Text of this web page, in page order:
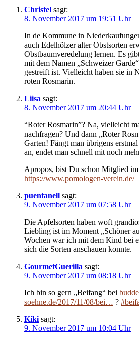
Christel sagt:
8. November 2017 um 19:51 Uhr
In de Kommune in
auch Edelhölzer alter Obstsorten
Obstbaumveredelung lernen. Es
mit dem Namen „Schweizer
gestreift ist. Vielleicht haben sie in
roten Rosmarin.
Liisa sagt:
8. November 2017 um 20:44 Uhr
“Roter Rosmarin”? Na, vielleicht
nachfragen? Und dann „Roter
Garten! Fängt man übrigens
an, endet man schnell mit noch
Apropos, bist Du schon Mitglied
https://www.pomologen-verein.de/
puentanell sagt:
9. November 2017 um 07:58 Uhr
Die Apfelsorten haben woft
Liebling ist im Moment „Schöner
Wochen war ich mit dem Kind bei
sich die Sorten anschauen konnte.
GourmetGuerilla sagt:
9. November 2017 um 08:18 Uhr
Ich bin so gern „Beifang“ bei
soehne.de/2017/11/08/bei… ?
Kiki sagt:
9. November 2017 um 10:04 Uhr